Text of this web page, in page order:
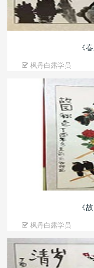
《
枫丹白露学员
《
枫丹白露学员